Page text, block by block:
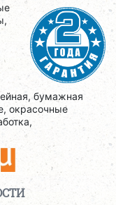
бумажная
окрасочные